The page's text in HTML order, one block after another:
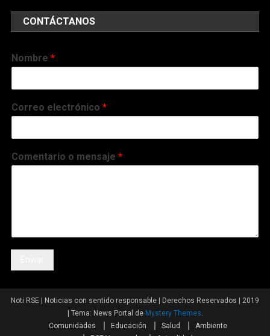
CONTÁCTANOS
Nombre*
Correo electrónico*
Comentario o mensaje*
Noti RSE | Noticias con sentido responsable | Derechos Reservados | 2019
| Tema: News Portal de Mystery Themes
Comunidades
Educación Salud
Ambiente